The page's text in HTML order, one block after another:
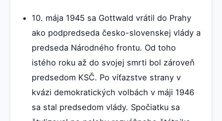
10. mája 1945 sa Gottwald vrátil do Prahy
ako podpredseda česko-slovenskej vlády a
predseda Národného frontu. Od toho
istého roku až do svojej smrti bol zároveň
predsedom KSČ. Po víťazstve strany v
kvázi demokratických volbách v máji 1946
sa stal predsedom vlády. Spočiatku sa